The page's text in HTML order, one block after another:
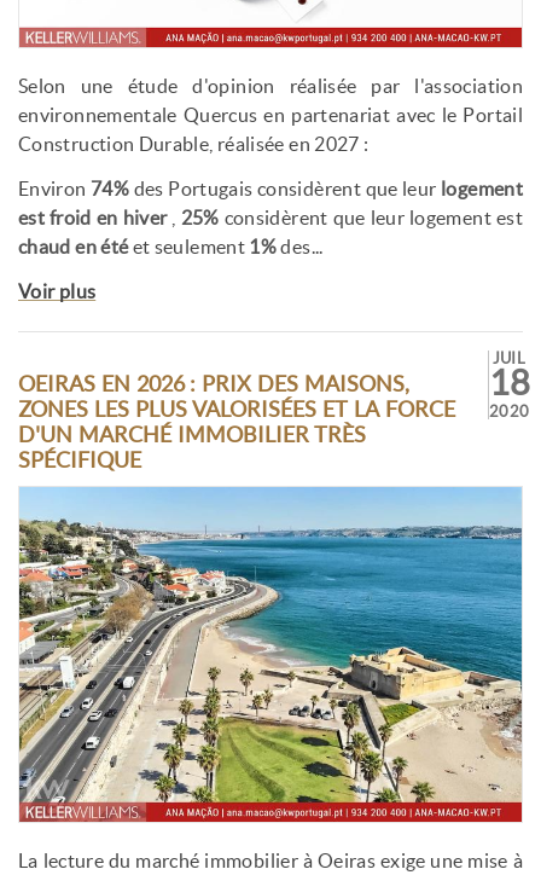
Selon une étude d'opinion réalisée par l'association
environnementale Quercus en partenariat avec le Portail
Construction Durable, réalisée en 2027 :
Environ 74% des Portugais considèrent que leur logement
est froid en hiver, 25% considèrent que leur logement est
chaud en étéet seulement 1%des...
Voir plus
OEIRAS EN 2026 : PRIX DES MAISONS,
ZONES LES PLUS VALORISÉES ET LA FORCE
D'UN MARCHÉ IMMOBILIER TRÈS
SPÉCIFIQUE
JUIL
18
2020
La lecture du marché immobilier à Oeiras exige une mise à